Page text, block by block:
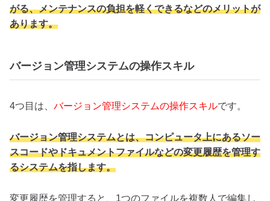
がる、メンテナンスの負担を軽くできるなどのメリットが
あります。
バージョン管理システムの操作スキル
4つ目は、 バージョン管理システムの操作スキルです。
バージョン管理システムとは、コンピュータ上にあるソー
スコードやドキュメントファイルなどの変更履歴を管理す
るシステムを指します。
変更履歴を管理すると、1つのファイルを複数人で編集し